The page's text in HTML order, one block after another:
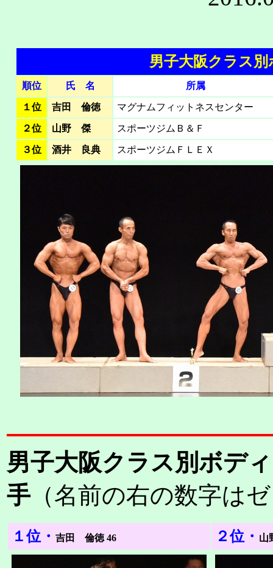
男子大阪クラス
順位 氏 名 所属
１位 吉田 倫徳 マグナムフィットネスセンター
２位 山野 傑 スポーツジムＢ＆Ｆ
３位 酒井 良典 スポーツジムＦＬＥＸ
男子大阪クラス別ボデ
手（名前の右の数字は
１位・ 吉田 倫徳 46 ２位・ 山